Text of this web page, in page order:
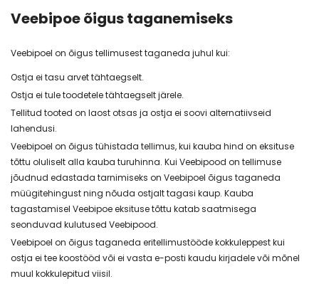
Veebipoe õigus taganemiseks
Veebipoel on õigus tellimusest taganeda juhul kui:
Ostja ei tasu arvet tähtaegselt.
Ostja ei tule toodetele tähtaegselt järele.
Tellitud tooted on laost otsas ja ostja ei soovi alternatiivseid
lahendusi.
Veebipoel on õigus tühistada tellimus, kui kauba hind on eksituse
tõttu oluliselt alla kauba turuhinna. Kui Veebipood on tellimuse
jõudnud edastada tarnimiseks on Veebipoel õigus taganeda
müügitehingust ning nõuda ostjalt tagasi kaup. Kauba
tagastamisel Veebipoe eksituse tõttu katab saatmisega
seonduvad kulutused Veebipood.
Veebipoel on õigus taganeda eritellimustööde kokkuleppest kui
ostja ei tee koostööd või ei vasta e-posti kaudu kirjadele või mõnel
muul kokkulepitud viisil.